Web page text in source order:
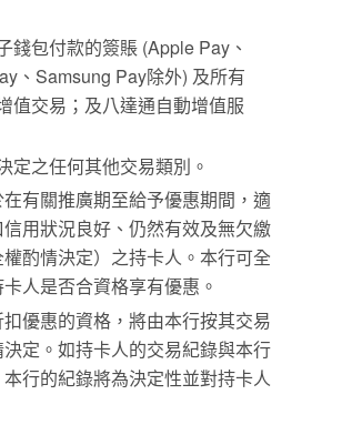
錢包付款的簽賬 (Apple Pay、
、Samsung Pay除外) 及所有
值交易；及八達通自動增值服
定之任何其他交易類別。
有關推廣期至給予優惠期間，適
用狀況良好、仍然有效及無欠繳
權酌情決定）之持卡人。本行可全
人是否合資格享有優惠。
優惠的資格，將由本行按其交易
定。如持卡人的交易紀錄與本行
行的紀錄將為決定性並對持卡人